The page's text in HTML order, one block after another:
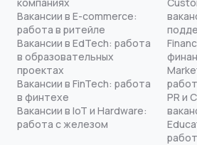
Вакансии в E-commerce:
работа в ритейле
Вакансии в EdTech: работа
в образовательных
проектах
Вакансии в FinTech: работа
в финтехе
Вакансии в IoT и Hardware:
работа с железом
PR и